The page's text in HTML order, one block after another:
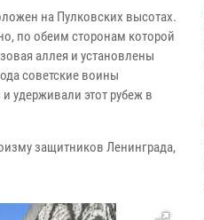
на Пулковских высотах.
по обеим сторонам которой
аллея и установлены
советские воины
удерживали этот рубеж в
защитников Ленинграда,